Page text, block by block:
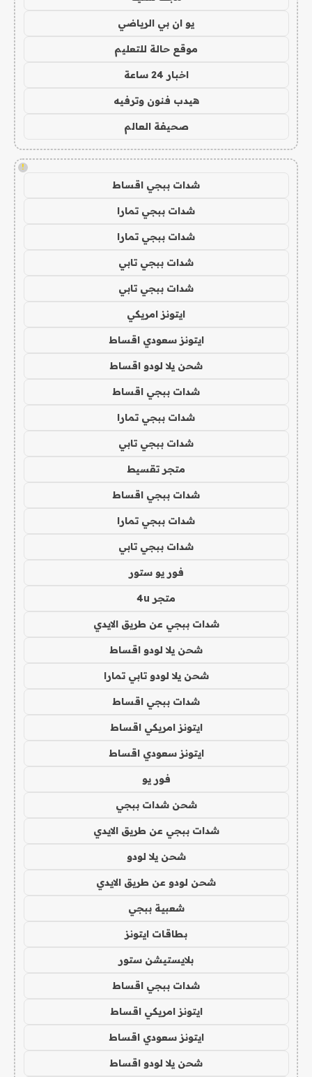
يو ان بي الرياضي
موقع حالة للتعليم
اخبار 24 ساعة
هيدب فنون وترفيه
صحيفة العالم
!
شدات ببجي اقساط
شدات ببجي تمارا
شدات ببجي تمارا
شدات ببجي تابي
شدات ببجي تابي
ايتونز امريكي
ايتونز سعودي اقساط
شحن يلا لودو اقساط
شدات ببجي اقساط
شدات ببجي تمارا
شدات ببجي تابي
متجر تقسيط
شدات ببجي اقساط
شدات ببجي تمارا
شدات ببجي تابي
فور يو ستور
متجر 4u
شدات ببجي عن طريق الايدي
شحن يلا لودو اقساط
شحن يلا لودو تابي تمارا
شدات ببجي اقساط
ايتونز امريكي اقساط
ايتونز سعودي اقساط
فور يو
شحن شدات ببجي
شدات ببجي عن طريق الايدي
شحن يلا لودو
شحن لودو عن طريق الايدي
شعبية ببجي
بطاقات ايتونز
بلايستيشن ستور
شدات ببجي اقساط
ايتونز امريكي اقساط
ايتونز سعودي اقساط
شحن يلا لودو اقساط